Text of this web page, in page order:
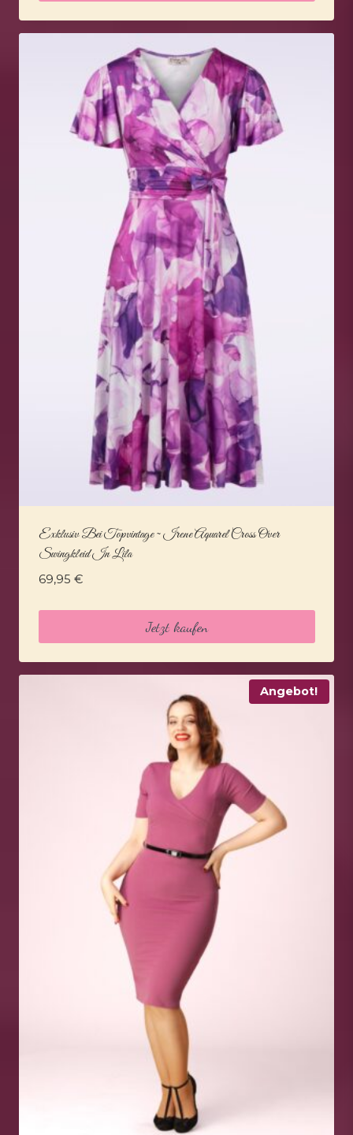
Exklusiv Bei Topvintage ~ Irene Aquarel Cross Over
Swingkleid In Lila
69,95 €
Jetzt kaufen
Angebot!